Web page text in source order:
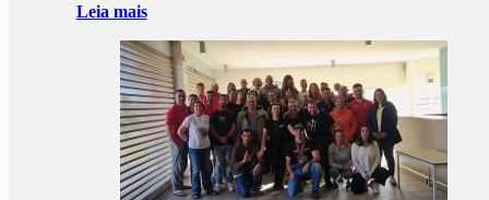
Leia mais